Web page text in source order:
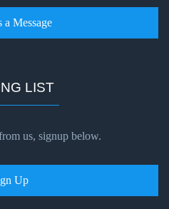
a Message
LIST
us, signup below.
Up